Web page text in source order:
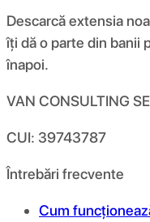
Descarcă extensia
îți dă o parte din banii
înapoi.
VAN CONSULTING
CUI: 39743787
Întrebări frecvente
Cum